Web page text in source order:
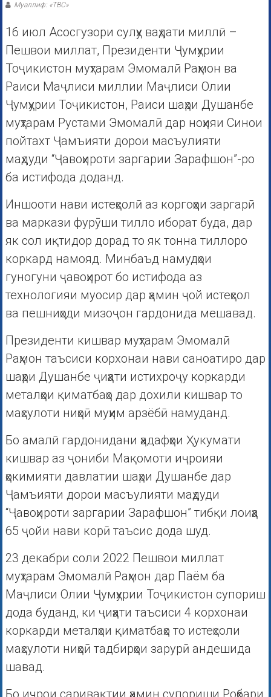
Муаллиф: «ТВС»
16 июл Асосгузори сулҳу ваҳдати миллӣ –
Пешвои миллат, Президенти Ҷумҳурии
Тоҷикистон муҳтарам Эмомалӣ Раҳмон ва
Раиси Маҷлиси миллии Маҷлиси Олии
Ҷумҳурии Тоҷикистон, Раиси шаҳри Душанбе
муҳтарам Рустами Эмомалӣ дар ноҳияи Синои
пойтахт Ҷамъияти дорои масъулияти
маҳдуди “Ҷавоҳироти заргарии Зарафшон”-ро
ба истифода доданд.
Иншооти нави истеҳсолӣ аз коргоҳҳои заргарӣ
ва маркази фурӯши тилло иборат буда, дар
як сол иқтидор дорад то як тонна тиллоро
коркард намояд. Минбаъд намудҳои
гуногуни ҷавоҳирот бо истифода аз
технологияи муосир дар ҳамин ҷой истеҳсол
ва пешниҳоди мизоҷон гардонида мешавад.
Президенти кишвар муҳтарам Эмомалӣ
Раҳмон таъсиси корхонаи нави саноатиро дар
шаҳри Душанбе ҷиҳати истихроҷу коркарди
металҳои қиматбаҳо дар дохили кишвар то
маҳсулоти ниҳоӣ муҳим арзёбӣ намуданд.
Бо амалӣ гардонидани ҳадафҳои Ҳукумати
кишвар аз ҷониби Мақомоти иҷроияи
ҳокимияти давлатии шаҳри Душанбе дар
Ҷамъияти дорои масъулияти маҳдуди
“Ҷавоҳироти заргарии Зарафшон” тибқи лоиҳа
65 ҷойи нави корӣ таъсис дода шуд.
23 декабри соли 2022 Пешвои миллат
муҳтарам Эмомалӣ Раҳмон дар Паём ба
Маҷлиси Олии Ҷумҳурии Тоҷикистон супориш
дода буданд, ки ҷиҳати таъсиси 4 корхонаи
коркарди металҳои қиматбаҳо то истеҳсоли
маҳсулоти ниҳоӣ тадбирҳои зарурӣ андешида
шавад.